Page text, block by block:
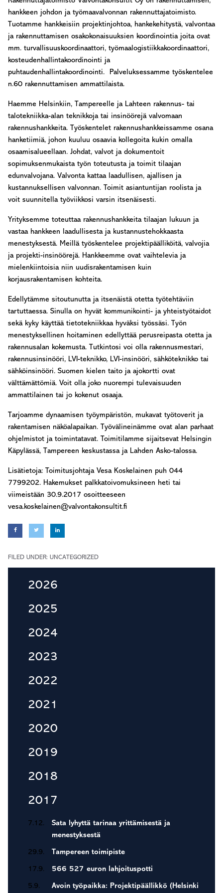
hankkeen johdon ja työmaavalvonnan rakennuttajatoimisto.
Tuotamme hankkeisiin projektinjohtoa, hankekehitystä, valvontaa
ja rakennuttamisen osakokonaisuuksien koordinointia joita ovat
mm. turvallisuuskoordinaattori, työmaalogistiikkakoordinaattori,
kosteudenhallintakoordinointi ja
puhtaudenhallintakoordinointi. Palveluksessamme työskentelee
n.60 rakennuttamisen ammattilaista.
Haemme Helsinkiin, Tampereelle ja Lahteen rakennus- tai
talotekniikka-alan teknikkoja tai insinöörejä valvomaan
rakennushankkeita. Työskentelet rakennushankkeissamme osana
hanketiimiä, johon kuuluu osaavia kollegoita kukin omalla
osaamisalueellaan. Johdat, valvot ja dokumentoit
sopimuksenmukaista työn toteutusta ja toimit tilaajan
edunvalvojana. Valvonta kattaa laadullisen, ajallisen ja
kustannuksellisen valvonnan. Toimit asiantuntijan roolista ja
voit suunnitella työviikkosi varsin itsenäisesti.
Yrityksemme toteuttaa rakennushankkeita tilaajan lukuun ja
vastaa hankkeen laadullisesta ja kustannustehokkaasta
menestyksestä. Meillä työskentelee projektipäälliköitä, valvojia
ja projekti-insinöörejä. Hankkeemme ovat vaihtelevia ja
mielenkiintoisia niin uudisrakentamisen kuin
korjausrakentamisen kohteita.
Edellytämme sitoutunutta ja itsenäistä otetta työtehtäviin
tartuttaessa. Sinulla on hyvät kommunikointi- ja yhteistyötaidot
sekä kyky käyttää tietotekniikkaa hyväksi työssäsi. Työn
menestyksellinen hoitaminen edellyttää perusreipasta otetta ja
rakennusalan kokemusta. Tutkintosi voi olla rakennusmestari,
rakennusinsinööri, LVI-teknikko, LVI-insinööri, sähköteknikko tai
sähköinsinööri. Suomen kielen taito ja ajokortti ovat
välttämättömiä. Voit olla joko nuorempi tulevaisuuden
ammattilainen tai jo kokenut osaaja.
Tarjoamme dynaamisen työympäristön, mukavat työtoverit ja
rakentamisen näköalapaikan. Työvälineinämme ovat alan parhaat
ohjelmistot ja toimintatavat. Toimitilamme sijaitsevat Helsingin
Käpylässä, Tampereen keskustassa ja Lahden Asko-talossa.
Lisätietoja: Toimitusjoh­taja Vesa Koskelainen puh 044
7799202. Hakemukset palkkatoivomuksineen heti tai
viimeistään 30.9.2017 osoitteeseen
vesa.koskelainen@valvontakonsultit.fi
FILED UNDER: UNCATEGORIZED
Primary
Sidebar
2026
2025
2024
2023
2022
2021
2020
2019
2018
2017
7.12.
Sata lyhyttä tarinaa yrittämisestä ja
menestyksestä
29.9. Tampereen toimipiste
17.9. 566 527 euron lahjoituspotti
5.9.
Avoin työpaikka: Projektipäällikkö (Helsinki